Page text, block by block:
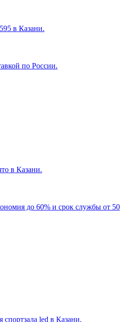
в Казани.
по России.
в Казани.
до 60% и срок службы от 50
спортзала led в Казани.